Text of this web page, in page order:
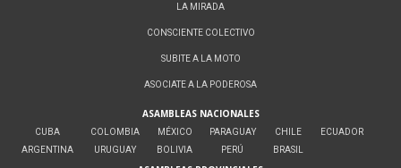
LA MIRADA
CONSCIENTE COLECTIVO
SUBITE A LA MOTO
ASOCIATE A LA PODEROSA
ASAMBLEAS NACIONALES
CUBA
ARGENTINA
COLOMBIA
URUGUAY
MÉXICO
BOLIVIA
PARAGUAY
PERÚ
CHILE
BRASIL
ECUADOR